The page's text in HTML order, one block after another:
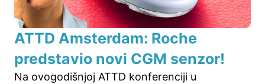
ATTD Amsterdam: Roche
predstavio novi CGM senzor!
Na ovogodišnjoj ATTD konferenciji u